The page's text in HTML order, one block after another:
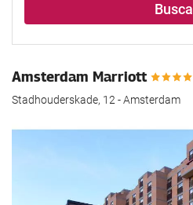
Amsterdam Marriott
Stadhouderskade, 12 - Amsterdam